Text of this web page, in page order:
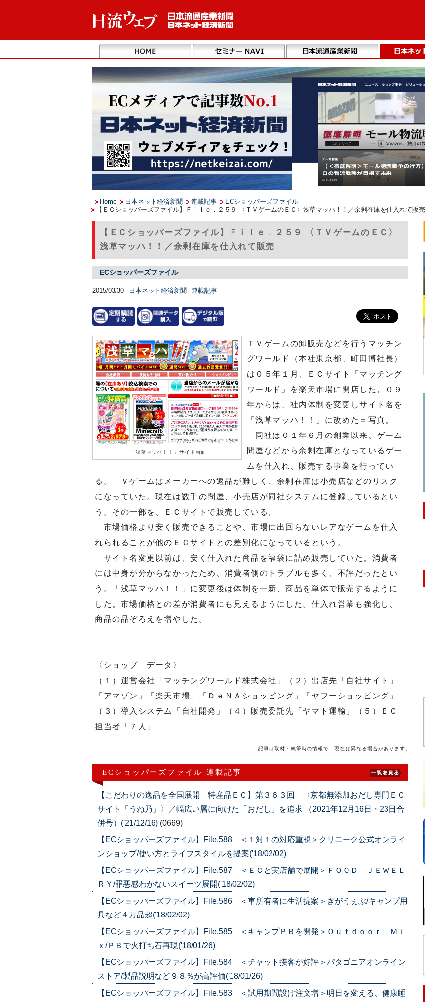
Home 日本ネット経済新聞 連載記事
ECショッパーズファイル
【ＥＣショッパーズファイル】Ｆｉｌｅ．２５９ 〈ＴＶゲームのＥＣ〉浅草マッハ！！／余剰在庫を仕入れて販売
【ＥＣショッパーズファイル】Ｆｉｌｅ．２５９ 〈ＴＶゲームのＥＣ〉
浅草マッハ！！／余剰在庫を仕入れて販売
ECショッパーズファイル
2015/03/30 日本ネット経済新聞 連載記事
「浅草マッハ！！」サイト画面
ＴＶゲームの卸販売などを行うマッチン
グワールド（本社東京都、町田博社長）
は０５年１月、ＥＣサイト「マッチング
ワールド」を楽天市場に開店した。０９
年からは、社内体制を変更しサイト名を
「浅草マッハ！！」に改めた＝写真。
同社は０１年６月の創業以来、ゲーム
問屋などから余剰在庫となっているゲー
ムを仕入れ、販売する事業を行ってい
る。ＴＶゲームはメーカーへの返品が難しく、余剰在庫は小売店などのリスク
になっていた。現在は数千の問屋、小売店が同社システムに登録しているとい
う。その一部を、ＥＣサイトで販売している。
市場価格より安く販売できることや、市場に出回らないレアなゲームを仕入
れられることが他のＥＣサイトとの差別化になっているという。
サイト名変更以前は、安く仕入れた商品を福袋に詰め販売していた。消費者
には中身が分からなかったため、消費者側のトラブルも多く、不評だったとい
う。「浅草マッハ！！」に変更後は体制を一新、商品を単体で販売するように
した。市場価格との差が消費者にも見えるようにした。仕入れ営業も強化し、
商品の品ぞろえを増やした。
〈ショップ データ〉
（１）運営会社「マッチングワールド株式会社」（２）出店先「自社サイト」
「アマゾン」「楽天市場」「ＤｅＮＡショッピング」「ヤフーショッピング」
（３）導入システム「自社開発」（４）販売委託先「ヤマト運輸」（５）ＥＣ
担当者「７人」
記事は取材・執筆時の情報で、現在は異なる場合があります。
ECショッパーズファイル 連載記事
【こだわりの逸品を全国展開 特産品ＥＣ】第３６３回 〈京都無添加おだし専門ＥＣ
サイト「うね乃」〉／幅広い層に向けた「おだし」を追求 （2021年12月16日・23日合
併号）('21/12/16) (0669)
【ECショッパーズファイル】File.588 ＜１対１の対応重視＞クリニーク公式オンライ
ンショップ/使い方とライフスタイルを提案('18/02/02)
【ECショッパーズファイル】File.587 ＜ＥＣと実店舗で展開＞ＦＯＯＤ ＪＥＷＥＬ
ＲＹ/罪悪感わかないスイーツ展開('18/02/02)
【ECショッパーズファイル】File.586 ＜車所有者に生活提案＞ぎがうぇぶ/キャンプ用
具など４万品超('18/02/02)
【ECショッパーズファイル】File.585 ＜キャンプＰＢを開発＞Ｏｕｔｄｏｏｒ Ｍｉ
ｘ/ＰＢで火打ち石再現('18/01/26)
【ECショッパーズファイル】File.584 ＜チャット接客が好評＞パタゴニアオンライン
ストア/製品説明など９８％が高評価('18/01/26)
【ECショッパーズファイル】File.583 ＜試用期間設け注文増＞明日を変える、健康睡